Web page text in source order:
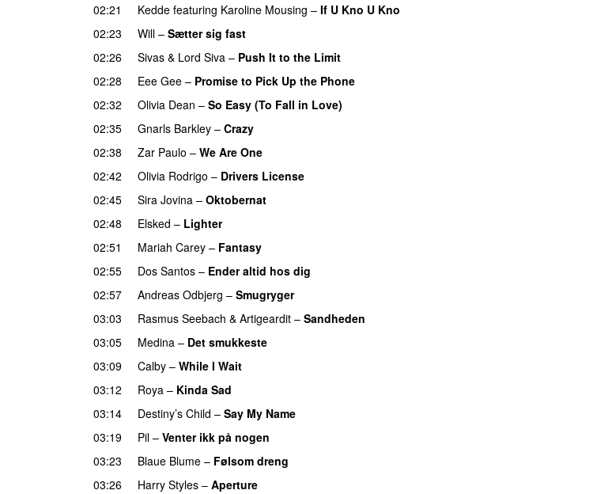
02:21
Kedde featuring Karoline Mousing – If U Kno U Kno
02:23 Will – Sætter sig fast
02:26
Sivas & Lord Siva – Push It to the Limit
02:28 Eee Gee – Promise to Pick Up the Phone
02:32
Olivia Dean – So Easy (To Fall in Love)
02:35
Gnarls Barkley – Crazy
02:38 Zar Paulo – We Are One
02:42 Olivia Rodrigo – Drivers License
02:45
Sira Jovina – Oktobernat
02:48
Elsked – Lighter
02:51 Mariah Carey – Fantasy
02:55
Dos Santos – Ender altid hos dig
02:57
Andreas Odbjerg – Smugryger
03:03
Rasmus Seebach & Artigeardit – Sandheden
03:05
Medina – Det smukkeste
03:09
Calby – While I Wait
03:12
Roya – Kinda Sad
03:14 Destiny’s Child – Say My Name
03:19
Pil – Venter ikk på nogen
03:23
Blaue Blume – Følsom dreng
03:26
Harry Styles – Aperture